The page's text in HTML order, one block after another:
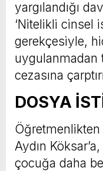
yargılandığı
‘Nitelikli cinsel
gerekçesiyle,
uygulanmadan
cezasına
DOSYA
Aydın
çocuğa daha